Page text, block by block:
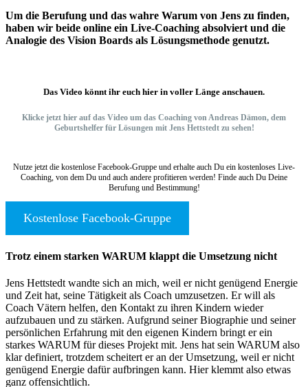
Um die Berufung und das wahre Warum von Jens zu finden,
haben wir beide online ein Live-Coaching absolviert und die
Analogie des Vision Boards als Lösungsmethode genutzt.
Das Video könnt ihr euch hier in voller Länge anschauen.
Klicke jetzt hier auf das Video um das Coaching von Andreas Dämon, dem
Geburtshelfer für Lösungen mit Jens Hettstedt zu sehen!
Nutze jetzt die kostenlose Facebook-Gruppe und erhalte auch Du ein kostenloses Live-
Coaching, von dem Du und auch andere profitieren werden! Finde auch Du Deine
Berufung und Bestimmung!
Kostenlose Facebook-Gruppe
Trotz einem starken WARUM klappt die Umsetzung nicht
Jens Hettstedt wandte sich an mich, weil er nicht genügend Energie
und Zeit hat, seine Tätigkeit als Coach umzusetzen. Er will als
Coach Vätern helfen, den Kontakt zu ihren Kindern wieder
aufzubauen und zu stärken. Aufgrund seiner Biographie und seiner
persönlichen Erfahrung mit den eigenen Kindern bringt er ein
starkes WARUM für dieses Projekt mit. Jens hat sein WARUM also
klar definiert, trotzdem scheitert er an der Umsetzung, weil er nicht
genügend Energie dafür aufbringen kann. Hier klemmt also etwas
ganz offensichtlich.